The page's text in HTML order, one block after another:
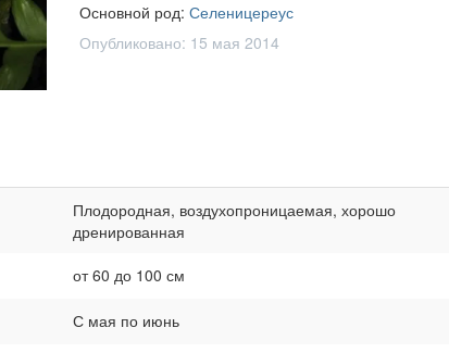
Основной род: Селеницереус
Опубликовано: 15 мая 2014
Плодородная, воздухопроницаемая, хорошо
дренированная
от 60 до 100 см
С мая по июнь